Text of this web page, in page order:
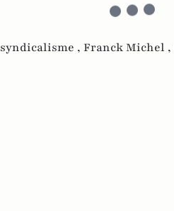
syndicalisme , Franck Michel ,